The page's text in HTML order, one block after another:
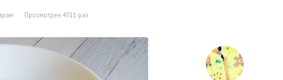
Просмотрен 4511 раз